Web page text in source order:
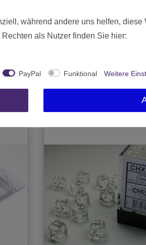
während andere uns helfen, diese
als Nutzer finden Sie hier:
PayPal Funktional Weitere